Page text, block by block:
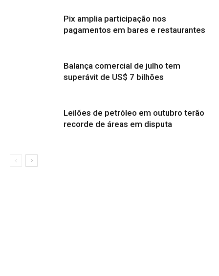
Pix amplia participação nos
pagamentos em bares e restaurantes
Balança comercial de julho tem
superávit de US$ 7 bilhões
Leilões de petróleo em outubro terão
recorde de áreas em disputa